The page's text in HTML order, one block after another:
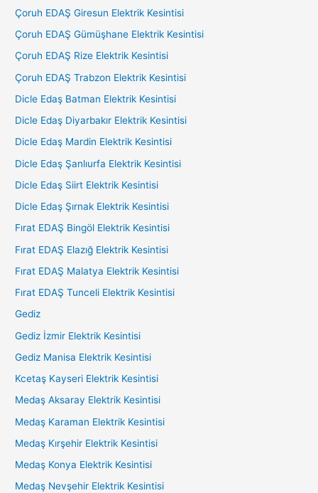
Çoruh EDAŞ Giresun Elektrik Kesintisi
Çoruh EDAŞ Gümüşhane Elektrik Kesintisi
Çoruh EDAŞ Rize Elektrik Kesintisi
Çoruh EDAŞ Trabzon Elektrik Kesintisi
Dicle Edaş Batman Elektrik Kesintisi
Dicle Edaş Diyarbakır Elektrik Kesintisi
Dicle Edaş Mardin Elektrik Kesintisi
Dicle Edaş Şanlıurfa Elektrik Kesintisi
Dicle Edaş Siirt Elektrik Kesintisi
Dicle Edaş Şırnak Elektrik Kesintisi
Fırat EDAŞ Bingöl Elektrik Kesintisi
Fırat EDAŞ Elazığ Elektrik Kesintisi
Fırat EDAŞ Malatya Elektrik Kesintisi
Fırat EDAŞ Tunceli Elektrik Kesintisi
Gediz
Gediz İzmir Elektrik Kesintisi
Gediz Manisa Elektrik Kesintisi
Kcetaş Kayseri Elektrik Kesintisi
Medaş Aksaray Elektrik Kesintisi
Medaş Karaman Elektrik Kesintisi
Medaş Kırşehir Elektrik Kesintisi
Medaş Konya Elektrik Kesintisi
Medaş Nevşehir Elektrik Kesintisi